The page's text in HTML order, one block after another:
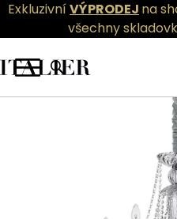
ExkluzivníVÝPRODEJ na
všechny